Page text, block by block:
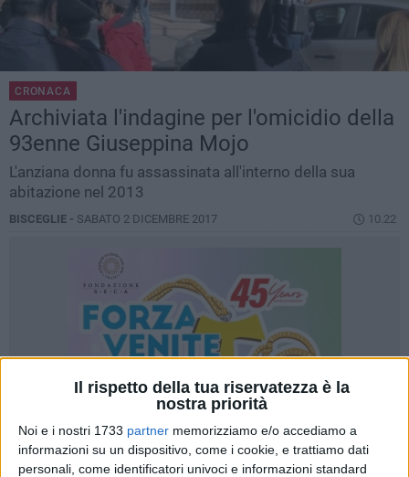
Il rispetto della tua riservatezza è la
nostra priorità
Noi e i nostri 1733 partner memorizziamo e/o accediamo a
informazioni su un dispositivo, come i cookie, e trattiamo dati
personali, come identificatori univoci e informazioni standard
CRONACA
Archiviata l'indagine per l'omicidio della
93enne Giuseppina Mojo
L'anziana donna fu assassinata all'interno della sua
abitazione nel 2013
BISCEGLIE - SABATO 2 DICEMBRE 2017 10.22